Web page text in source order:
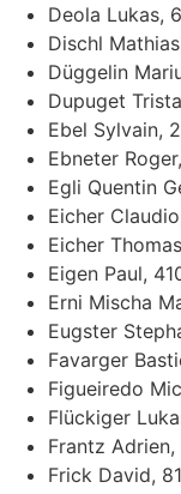
Deola Lukas,
Dischl
Düggelin
Dupuget
Ebel Sylvain,
Ebneter
Egli Quentin
Eicher
Eicher
Eigen Paul,
Erni Mischa
Eugster
Favarger
Figueiredo
Flückiger
Frantz Adrien,
Frick David,